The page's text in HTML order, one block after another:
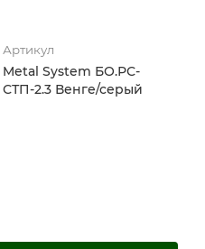
Артикул
Metal System БО.РС-
СТП-2.3 Венге/серый